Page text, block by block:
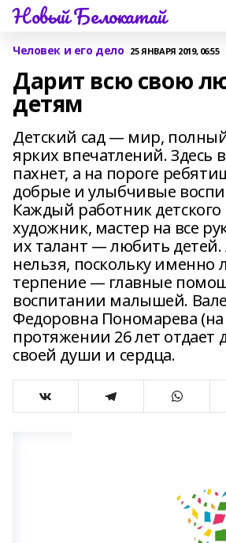
Новый Белокатай
Человек и его дело 25 ЯНВАРЯ 2019, 06:55
Дарит всю свою
детям
Детский сад — мир,
ярких впечатлений. Здесь
пахнет, а на пороге
добрые и улыбчивые
Каждый работник детского
художник, мастер на все
их талант — любить детей.
нельзя, поскольку именно
терпение — главные
воспитании малышей.
Федоровна Пономарева
протяжении 26 лет отдает
своей души и сердца.